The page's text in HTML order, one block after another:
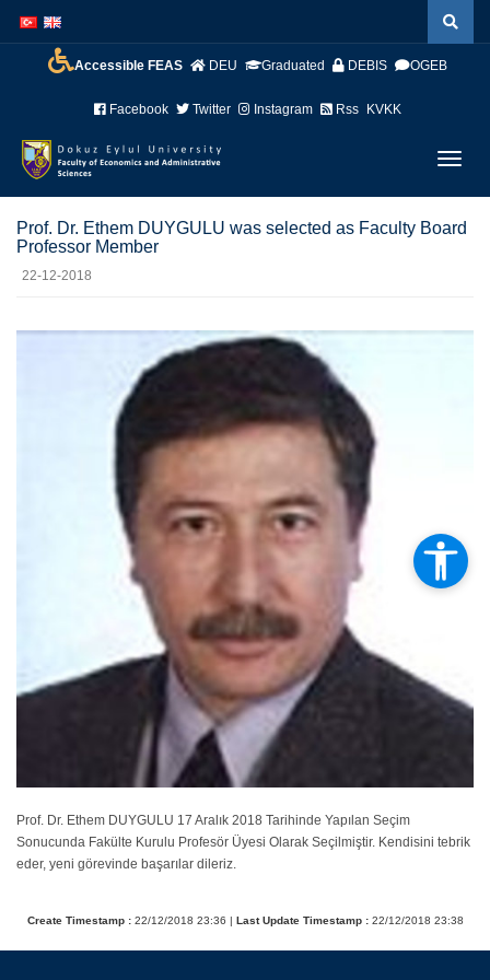
atla
atla
Accessible FEAS DEU Graduated DEBIS OGEB
Facebook Twitter Instagram Rss KVKK
Prof. Dr. Ethem DUYGULU was selected as Faculty Board
Professor Member
22-12-2018
Prof. Dr. Ethem DUYGULU 17 Aralık 2018 Tarihinde Yapılan Seçim
Sonucunda Fakülte Kurulu Profesör Üyesi Olarak Seçilmiştir. Kendisini tebrik
eder, yeni görevinde başarılar dileriz.
Create Timestamp : 22/12/2018 23:36 | Last Update Timestamp : 22/12/2018 23:38